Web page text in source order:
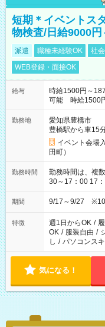
短期＊イベントス
物検査/日給9000円
派遣 職種未経験OK 社
WEB登録・面接OK
給与
時給1500円～
可能 時給1500
勤務地
愛知県豊橋市
豊橋駅から車15
イベント会場
田町）
勤務時間
勤務時間は、複
30～17：00 17
務もあります。 【休憩】60分+他休憩あり 交替で取得します。
安全面に配慮し
期間 9/17～9/27
特徴 週1日からOK /
OK / 服装自由 /
し / パソコンス
気になる！